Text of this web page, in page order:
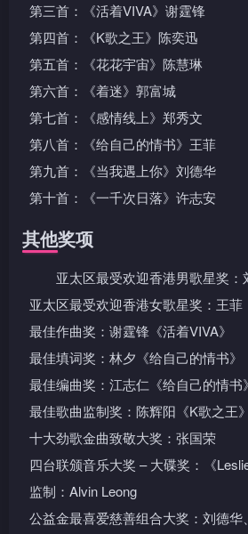
第三首：《活着VIVA》谢霆锋
第四首：《K歌之王》陈奕迅
第五首：《花花宇宙》陈慧琳
第六首：《着迷》郭富城
第七首：《感情线上》郑秀文
第八首：《给自己的情书》王菲
第九首：《当我遇上你》刘德华
第十首：《一千次日落》许志安
其他奖项
亚太区最受欢迎香港男歌星奖：
亚太区最受欢迎香港女歌星奖：王菲
最佳作曲奖：谢霆锋《活着VIVA》
最佳填词奖：林夕《给自己的情书》
最佳编曲奖：江志仁《给自己的情书》
最佳歌曲监制奖：陈辉阳《K歌之王》
十大劲歌金曲致敬大奖：张国荣
四台联颁音乐大奖 – 大碟奖：《
监制：Alvin Leong
公益金最喜爱慈善组合大奖：刘德华